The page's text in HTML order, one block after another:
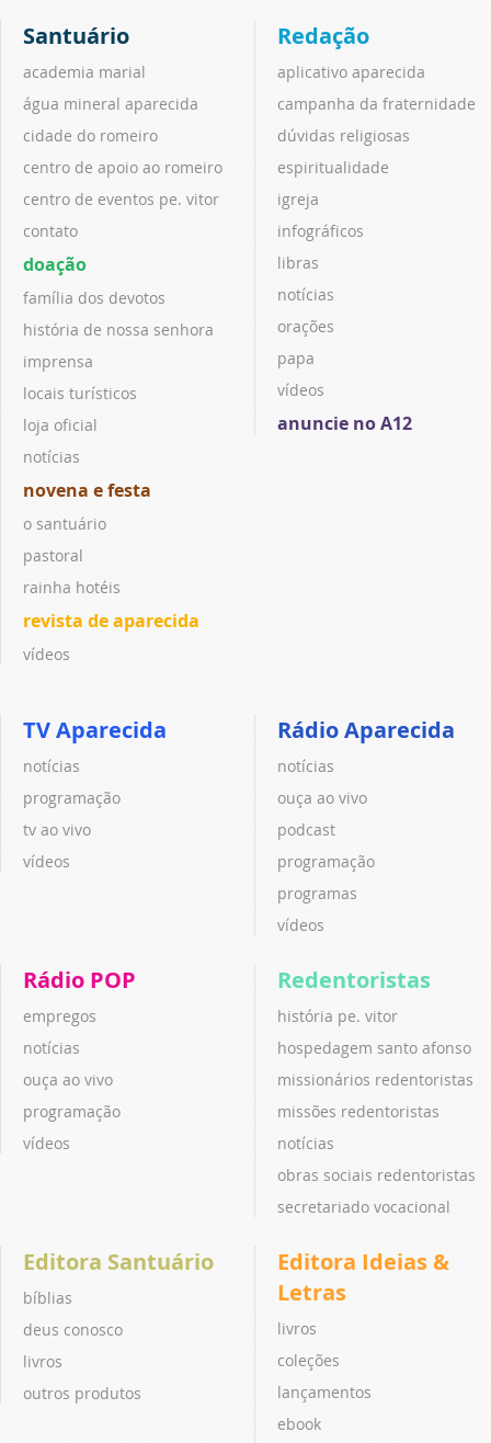
Santuário
academia marial
água mineral aparecida
cidade do romeiro
centro de apoio ao romeiro
centro de eventos pe. vitor
contato
doação
família dos devotos
história de nossa senhora
imprensa
locais turísticos
loja oficial
notícias
novena e festa
o santuário
pastoral
rainha hotéis
revista de aparecida
vídeos
Redação
aplicativo aparecida
campanha da fraternidade
dúvidas religiosas
espiritualidade
igreja
infográficos
libras
notícias
orações
papa
vídeos
anuncie no A12
TV Aparecida
notícias
programação
tv ao vivo
vídeos
Rádio Aparecida
notícias
ouça ao vivo
podcast
programação
programas
vídeos
Rádio POP
empregos
notícias
ouça ao vivo
programação
vídeos
Redentoristas
história pe. vitor
hospedagem santo afonso
missionários redentoristas
missões redentoristas
notícias
obras sociais redentoristas
secretariado vocacional
Editora Santuário
bíblias
deus conosco
livros
outros produtos
Editora Ideias &
Letras
livros
coleções
lançamentos
ebook